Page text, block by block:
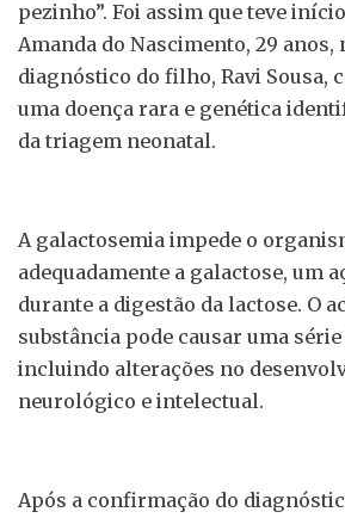
pezinho”. Foi assim que teve
Amanda do Nascimento, 29 anos,
diagnóstico do filho, Ravi Sousa,
uma doença rara e genética
da triagem neonatal.
A galactosemia impede o
adequadamente a galactose, um
durante a digestão da lactose. O
substância pode causar uma
incluindo alterações no
neurológico e intelectual.
Após a confirmação do